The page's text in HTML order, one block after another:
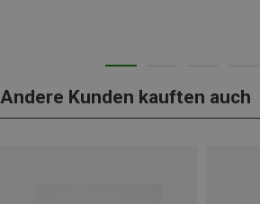
Andere Kunden kauften auch